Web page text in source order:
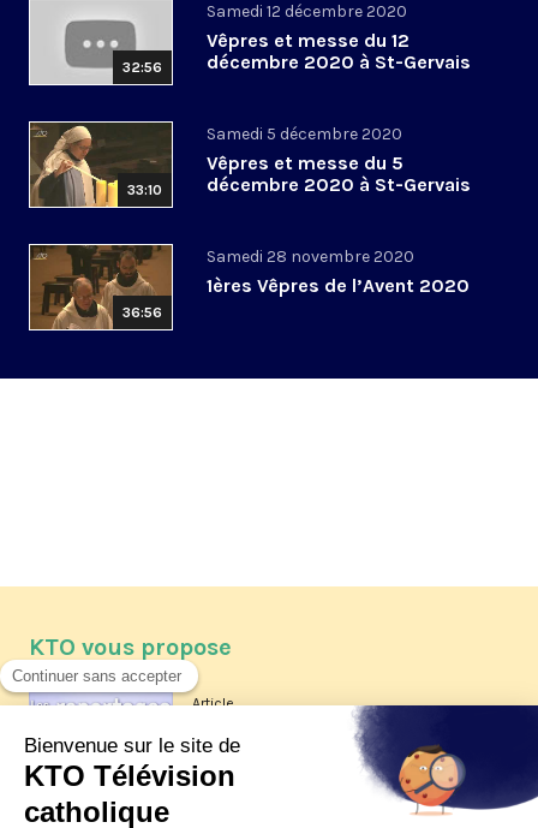
32:56
Samedi 12 décembre 2020
Vêpres et messe du 12
décembre 2020 à St-Gervais
33:10
Samedi 5 décembre 2020
Vêpres et messe du 5
décembre 2020 à St-Gervais
36:56
Samedi 28 novembre 2020
1ères Vêpres de l’Avent 2020
KTO vous propose
Article
Les reportages d'été 2026 de KTO